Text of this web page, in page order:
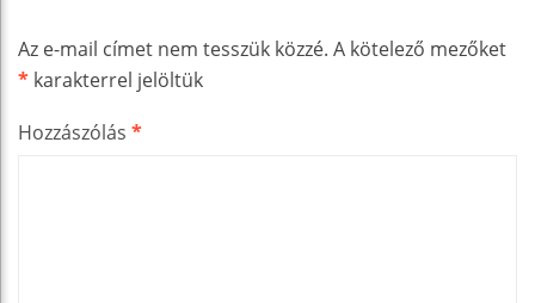
Az e-mail címet nem tesszük közzé. A kötelező mezőket
* karakterrel jelöltük
Hozzászólás *